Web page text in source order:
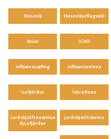
Húsavík Húsavíkurflugvelli
íbúar ICAO
inflúensuæfing inflúensuvinna
ísafjörður Ísbráðnun
Jarðskjálftaáætlun
Eyjafjörður
jarðskjálftahrina